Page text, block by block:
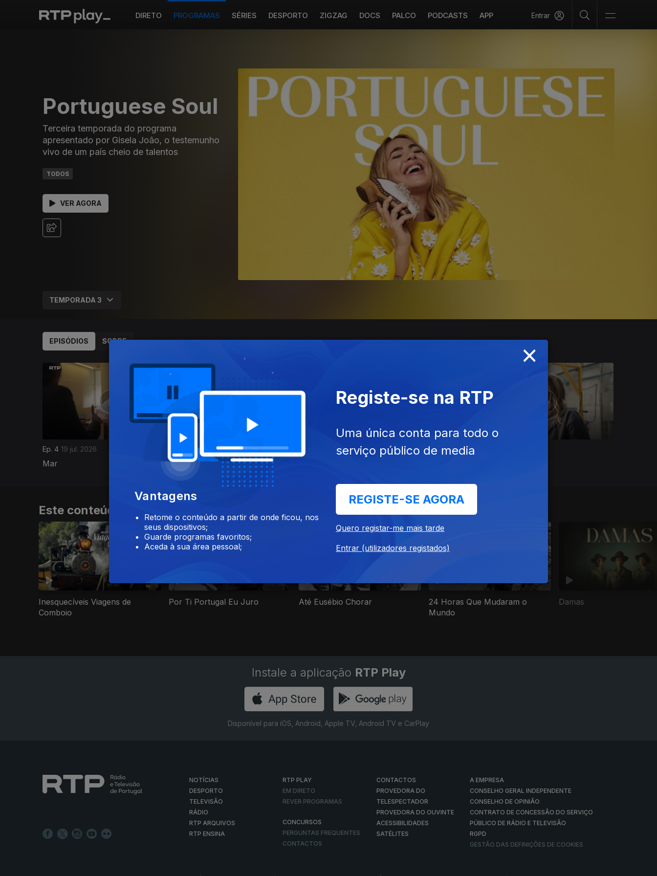
DIRETO PROGRAMAS SÉRIES DESPORTO ZIGZAG DOCS PALCO PODCASTS APP Entrar
Portuguese Soul
Terceira temporada do programa
apresentado por Gisela João, o testemunho
vivo de um país cheio de talentos
TODOS
VER AGORA
EPISÓDIOS SOBRE
Ep. 4 19 jul. 2026
Mar
Ep. 3 12 jul. 2026
Borracha
Ep. 2 05 jul. 2026
939151
Este conteúdo faz parte de Documentários
Inesquecíveis Viagens de
Comboio
Por Ti Portugal Eu Juro Até Eusébio Chorar
24 Horas Que Mudaram o
Mundo
Damas
Instale a aplicação RTP Play
Disponível para iOS, Android, Apple TV, Android TV e CarPlay
NOTÍCIAS
DESPORTO
TELEVISÃO
RÁDIO
RTP ARQUIVOS
RTP ENSINA
RTP PLAY
EM DIRETO
REVER PROGRAMAS
CONCURSOS
PERGUNTAS FREQUENTES
CONTACTOS
CONTACTOS
PROVEDORA DO
TELESPECTADOR
PROVEDORA DO OUVINTE
ACESSIBILIDADES
SATÉLITES
A EMPRESA
CONSELHO GERAL INDEPENDENTE
CONSELHO DE OPINIÃO
CONTRATO DE CONCESSÃO DO SERVIÇO
PÚBLICO DE RÁDIO E TELEVISÃO
RGPD
GESTÃO DAS DEFINIÇÕES DE COOKIES
×
Vantagens
Retome o conteúdo a partir de onde ficou, nos
seus dispositivos;
Guarde programas favoritos;
Aceda à sua área pessoal;
Registe-se na RTP
Uma única conta para todo o
serviço público de media
REGISTE-SE AGORA
Quero registar-me mais tarde
Entrar (utilizadores registados)